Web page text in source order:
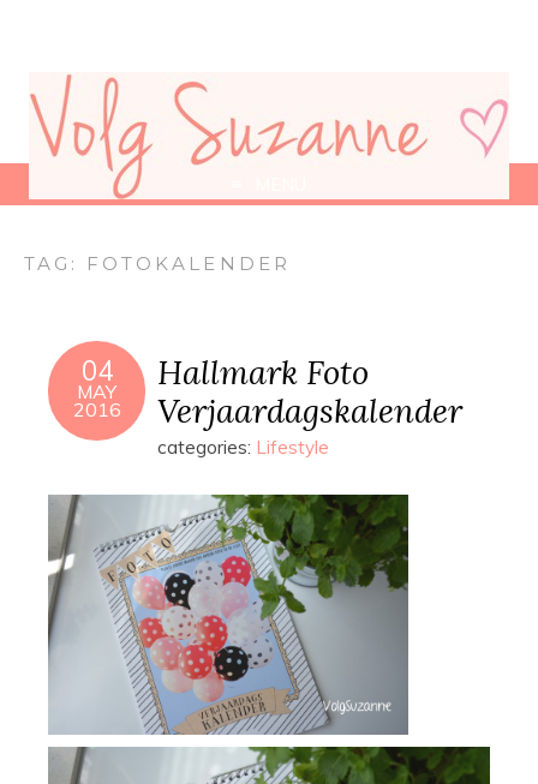
TAG: FOTOKALENDER
04
MAY
2016
Hallmark Foto
Verjaardagskalender
categories: Lifestyle